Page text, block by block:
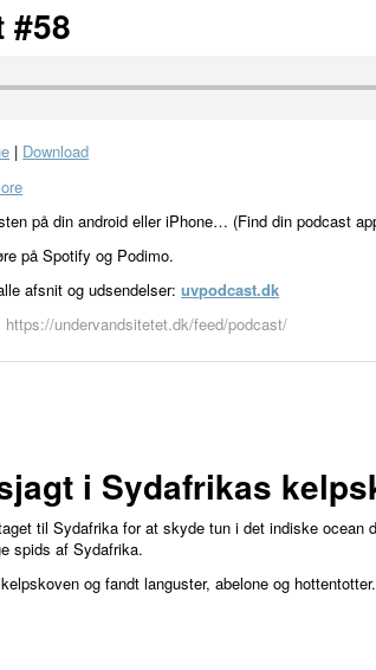
#58
| Download
på din android eller iPhone… (Find din podcast
på Spotify og Podimo.
afsnit og udsendelser:uvpodcast.dk
undervandsitetet.dk/feed/podcast/
i Sydafrikas
til Sydafrika for at skyde tun i det indiske ocean
spids af Sydafrika.
og fandt languster, abelone og hottentotter.